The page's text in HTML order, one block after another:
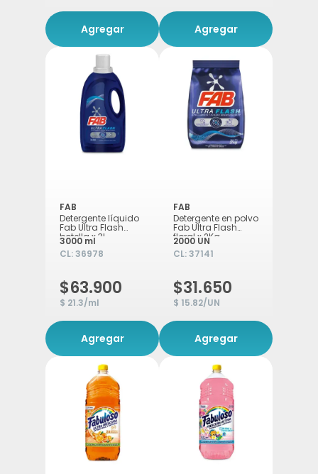
Agregar Agregar
FAB
Detergente líquido
Fab Ultra Flash
botella x 3L
3000 ml
CL:36978
$63.900
$ 21.3/ml
Agregar
FAB
Detergente en polvo
Fab Ultra Flash
floral x 2Kg
2000 UN
CL:37141
$31.650
$ 15.82/UN
Agregar